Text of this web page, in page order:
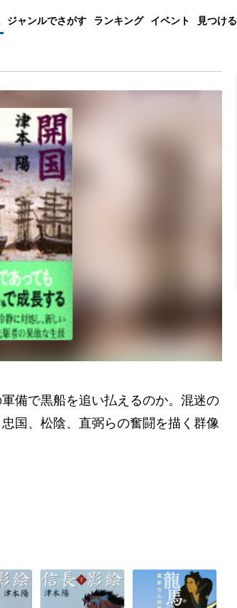
ジャンルでさがす ランキング イベント 見つける
備で黒船を追い払えるのか。混迷の
国、松陰、直弼らの奮闘を描く群像